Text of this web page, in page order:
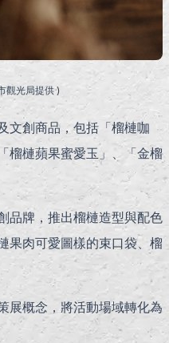
觀光局提供 )
文創商品，包括「榴槤咖
榴槤蘋果蜜愛玉」、「金榴
品牌，推出榴槤造型與配色
果肉可愛圖樣的束口袋、榴
展概念，將活動場域轉化為